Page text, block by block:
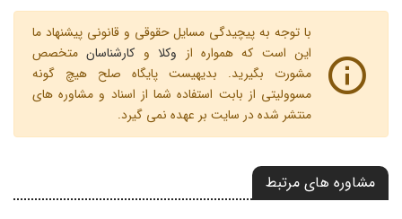
با توجه به پیچیدگی مسایل حقوقی و قانونی پیشنهاد ما
این است که همواره از وکلاو کارشناسانمتخصص
مشورت بگیرید. بدیهیست پایگاه صلح هیچ گونه
مسوولیتی از بابت استفاده شما از اسناد و مشاوره های
منتشر شده در سایت بر عهده نمی گیرد.
مشاوره های مرتبط